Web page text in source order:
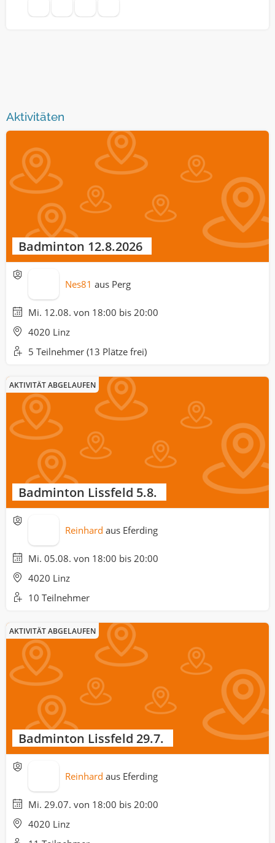
Aktivitäten
Badminton 12.8.2026
Nes81 aus Perg
Mi. 12.08. von 18:00 bis 20:00
4020 Linz
5 Teilnehmer (13 Plätze frei)
AKTIVITÄT ABGELAUFEN
Badminton Lissfeld 5.8.
Reinhard aus Eferding
Mi. 05.08. von 18:00 bis 20:00
4020 Linz
10 Teilnehmer
AKTIVITÄT ABGELAUFEN
Badminton Lissfeld 29.7.
Reinhard aus Eferding
Mi. 29.07. von 18:00 bis 20:00
4020 Linz